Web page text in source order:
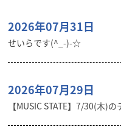
2026年07月31日
せいらです(^_-)-☆
2026年07月29日
【MUSIC STATE】7/30(木)の